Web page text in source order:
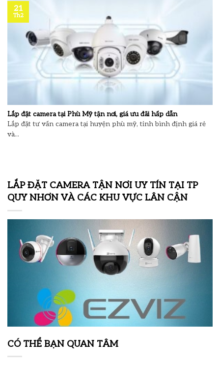
Lắp đặt camera tại Phù Mỹ tận nơi, giá ưu đãi hấp dẫn
Lắp đặt tư vấn camera tại huyện phù mỹ, tỉnh bình định giá rẻ
và...
21
Th2
LẮP ĐẶT CAMERA TẬN NƠI UY TÍN TẠI TP
QUY NHƠN VÀ CÁC KHU VỰC LÂN CẬN
CÓ THỂ BẠN QUAN TÂM